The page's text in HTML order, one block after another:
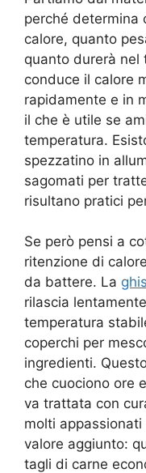
perché determina
calore, quanto
quanto durerà nel
conduce il calore
rapidamente e in
il che è utile se
temperatura.
spezzatino in
sagomati per
risultano pratici
Se però pensi a
ritenzione di
da battere. La
rilascia
temperatura
coperchi per
ingredienti.
che cuociono ore
va trattata con
molti
valore aggiunto:
tagli di carne